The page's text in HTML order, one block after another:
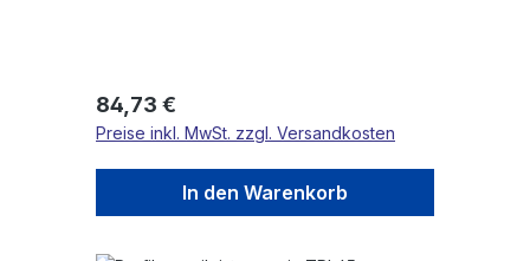
Regulärer Preis:
84,73 €
Preise inkl. MwSt. zzgl. Versandkosten
In den Warenkorb